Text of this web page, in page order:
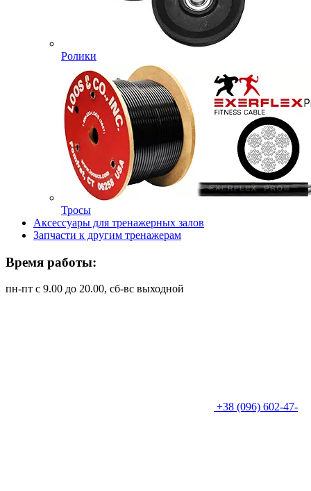
Ролики
Тросы
Аксессуары для тренажерных залов
Запчасти к другим тренажерам
Время работы:
пн-пт с 9.00 до 20.00, сб-вс выходной
+38 (096) 602-47-